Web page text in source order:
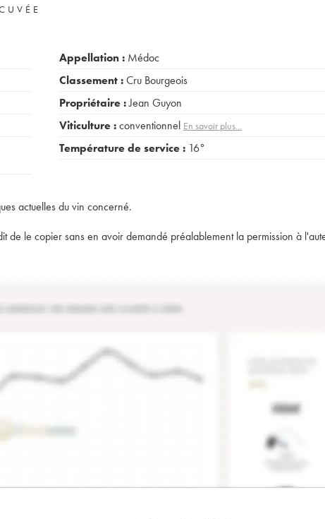
Appellation : Médoc
Classement :Cru Bourgeois
Propriétaire :Jean Guyon
Viticulture :conventionnel En savoir plus...
Température de service : 16°
actuelles du vin concerné.
de le copier sans en avoir demandé préalablement la permission à